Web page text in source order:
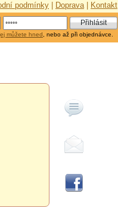
podmínky Doprava| Kontakt
můžete hned , nebo až při objednávce.